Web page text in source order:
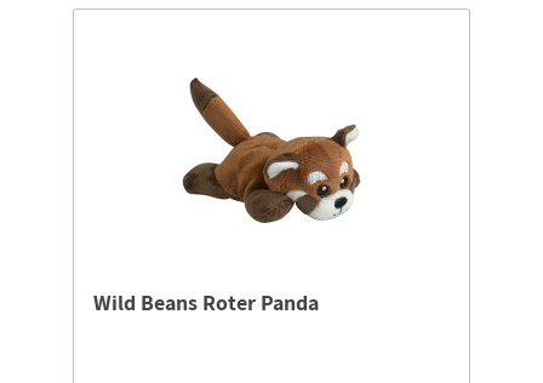
Wild Beans Roter Panda